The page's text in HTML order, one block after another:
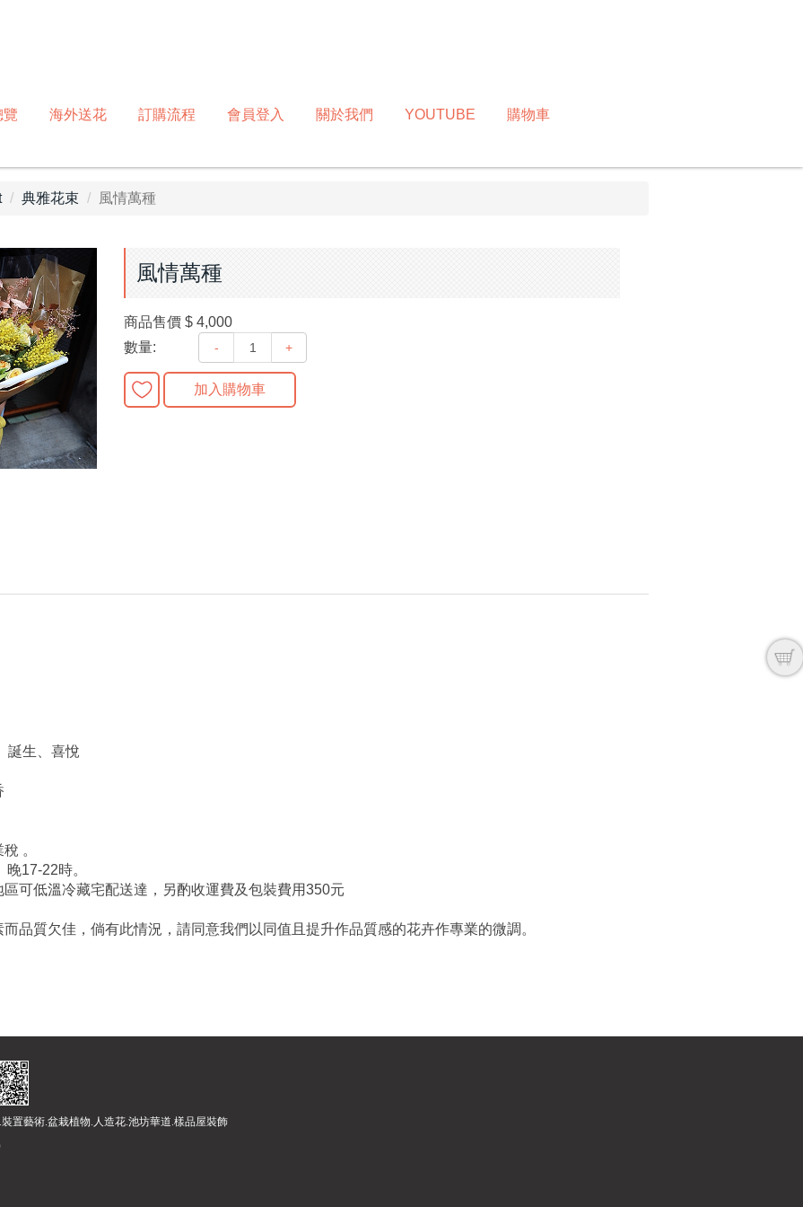
覽 海外送花 訂購流程 會員登入 關於我們 YOUTUBE 購物車
典雅花束 風情萬種
風情萬種
商品售價 $ 4,000
數量:
- +
加入購物車
誕生、喜悅
。
17-22時。
可低溫冷藏宅配送達，另酌收運費及包裝費用350元
品質欠佳，倘有此情況，請同意我們以同值且提升作品質感的花卉作專業的微調。
置藝術.盆栽植物.人造花.池坊華道.樣品屋裝飾